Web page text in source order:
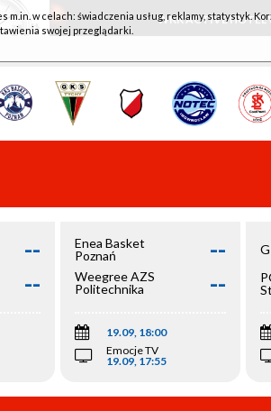
WKK ACTIVE HOTEL
--
--
Enea Basket
Poznań
--
Weegree AZS
Politechnika
--
19.09, 18:00
Emocje TV
19.09, 17:55
m.in. w celach: świadczenia usług, reklamy, statystyk.
swojej przeglądarki.